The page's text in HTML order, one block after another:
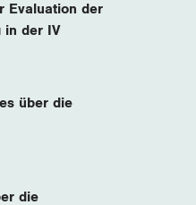
Evaluation der
in der IV
über die
die